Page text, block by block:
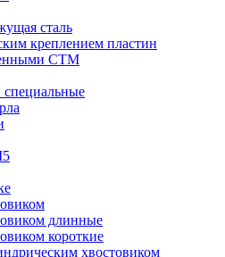
сталь
креплением пластин
СТМ
длинные
короткие
хвостовиком